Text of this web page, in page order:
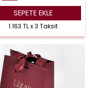
SEPETE EKLE
1.163 TL x 3 Taksit